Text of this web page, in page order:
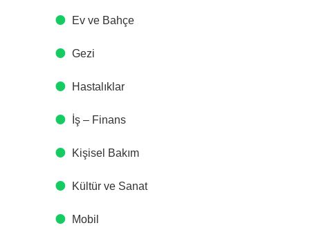
Ev ve Bahçe
Gezi
Hastalıklar
İş – Finans
Kişisel Bakım
Kültür ve Sanat
Mobil